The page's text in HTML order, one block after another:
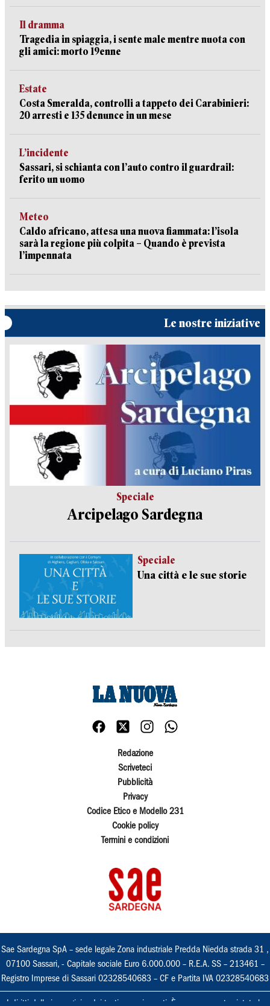
Il dramma
Tragedia in spiaggia, i sente male mentre nuota con
gli amici: morto 19enne
Estate
Costa Smeralda, controlli a tappeto dei Carabinieri:
20 arresti e 135 denunce in un mese
L’incidente
Sassari, si schianta con l’auto contro il guardrail:
ferito un uomo
Meteo
Caldo africano, attesa una nuova fiammata: l’isola
sarà la regione più colpita – Quando è prevista
l’impennata
Le nostre iniziative
Speciale
Arcipelago Sardegna
Speciale
Una città e le sue storie
Redazione
Scriveteci
Pubblicità
Privacy
Codice Etico e Modello 231
Cookie policy
Termini e condizioni
Sae Sardegna SpA – sede legale Zona industriale Predda Niedda strada 31 ,
07100 Sassari, - Capitale sociale Euro 6.000.000 – R.E.A. SS – 213461 –
Registro Imprese di Sassari 02328540683 – CF e Partita IVA 02328540683
I diritti delle immagini e dei testi sono riservati. È espressamente vietata la